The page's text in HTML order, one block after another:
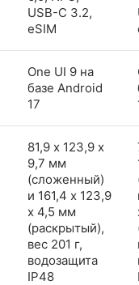
USB-C 3.2,
eSIM
One UI 9 на
базе Android
17
81,9 х 123,9 х
9,7 мм
(сложенный)
и 161,4 x 123,9
x 4,5 мм
(раскрытый),
вес 201 г,
водозащита
IP48